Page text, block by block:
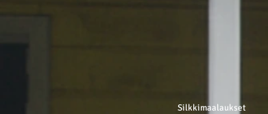
Silkkimaalaukset